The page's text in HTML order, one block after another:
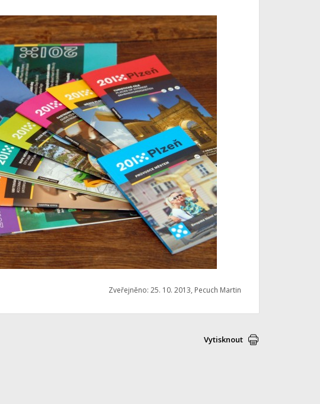
Zveřejněno: 25. 10. 2013, Pecuch Martin
Vytisknout